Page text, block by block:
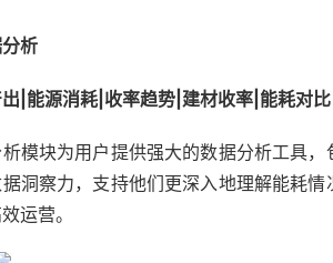
析
|能源消耗|收率趋势|建材收率|能耗对比
模块为用户提供强大的数据分析工具
洞察力，支持他们更深入地理解能耗
运营。